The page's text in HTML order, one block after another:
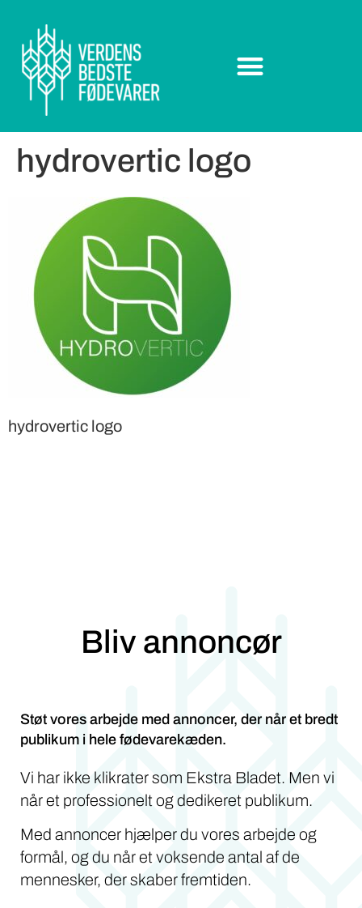
hydrovertic logo
hydrovertic logo
Bliv annoncør
Støt vores arbejde med annoncer, der når et bredt
publikum i hele fødevarekæden.
Vi har ikke klikrater som Ekstra Bladet. Men vi
når et professionelt og dedikeret publikum.
Med annoncer hjælper du vores arbejde og
formål, og du når et voksende antal af de
mennesker, der skaber fremtiden.